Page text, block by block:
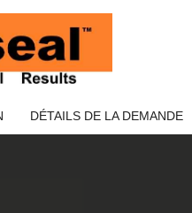
DÉTAILS DE LA DEMANDE